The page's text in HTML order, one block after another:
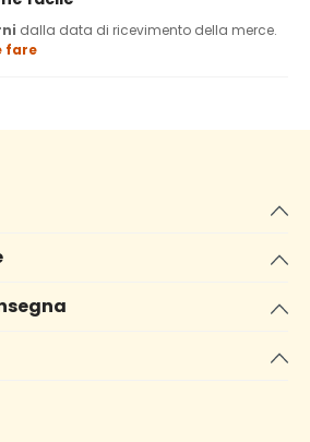
dalla data di ricevimento della merce.
fare